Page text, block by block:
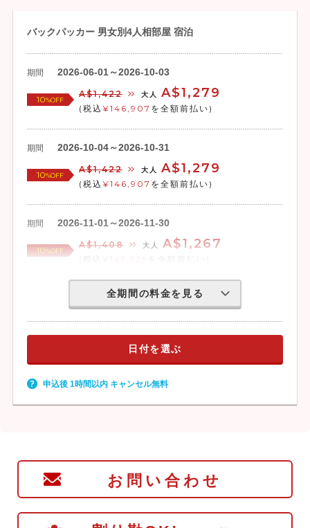
バックパッカー 男女別4人相部屋 宿泊
期間 2026-06-01～2026-10-03
10%OFF
A$1,422 大人 A$1,279
(税込 ¥146,907 を全額前払い)
期間 2026-10-04～2026-10-31
10%OFF
A$1,422 大人 A$1,279
(税込 ¥146,907 を全額前払い)
期間 2026-11-01～2026-11-30
10%OFF
A$1,408 大人 A$1,267
(税込 ¥145,529 を全額前払い)
全期間の料金を見る
日付を選ぶ
申込後 1時間以内 キャンセル無料
お問い合わせ